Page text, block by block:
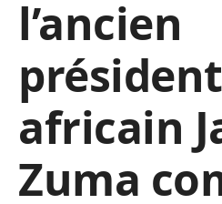
l’ancien
africain
Zuma